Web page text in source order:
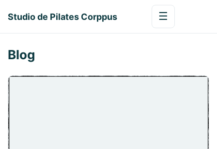
Studio de Pilates Corppus ☰
Blog